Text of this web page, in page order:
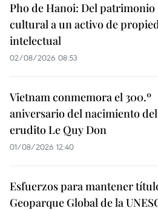
Pho de Hanoi: Del patrimonio
cultural a un activo de
intelectual
02/08/2026 08:53
Vietnam conmemora el 300.º
aniversario del nacimiento del
erudito Le Quy Don
01/08/2026 12:40
Esfuerzos para mantener
Geoparque Global de la